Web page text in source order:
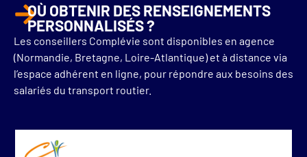
OÙ OBTENIR DES RENSEIGNEMENTS
PERSONNALISÉS ?
Les conseillers Complévie sont disponibles en agence
(Normandie, Bretagne, Loire-Atlantique) et à distance via
l’espace adhérent en ligne, pour répondre aux besoins des
salariés du transport routier.